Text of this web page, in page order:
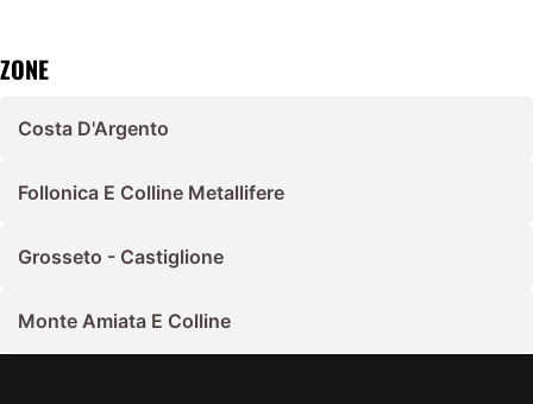
ZONE
Costa D'Argento
Follonica E Colline Metallifere
Grosseto - Castiglione
Monte Amiata E Colline